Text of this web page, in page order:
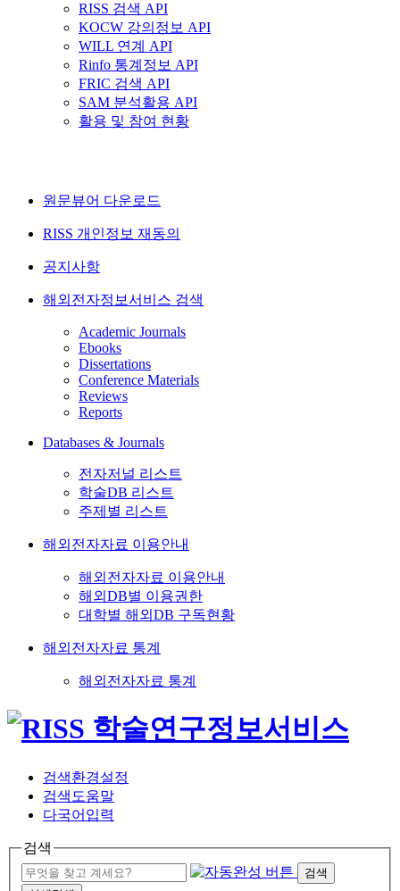
RISS 검색 API
KOCW 강의정보 API
WILL 연계 API
Rinfo 통계정보 API
FRIC 검색 API
SAM 분석활용 API
활용 및 참여 현황
원문뷰어 다운로드
RISS 개인정보 재동의
공지사항
해외전자정보서비스 검색
Academic Journals
Ebooks
Dissertations
Conference Materials
Reviews
Reports
Databases & Journals
전자저널 리스트
학술DB 리스트
주제별 리스트
해외전자자료 이용안내
해외전자자료 이용안내
해외DB별 이용권한
대학별 해외DB 구독현황
해외전자자료 통계
해외전자자료 통계
검색환경설정
검색도움말
다국어입력
검색
검색